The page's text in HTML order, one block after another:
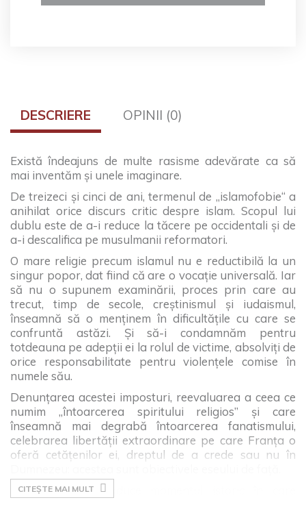
DESCRIERE OPINII (0)
Există îndeajuns de multe rasisme adevărate ca să
mai inventăm şi unele imaginare.
De treizeci şi cinci de ani, termenul de „islamofobie“ a
anihilat orice discurs critic despre islam. Scopul lui
dublu este de a-i reduce la tăcere pe occidentali şi de
a-i descalifica pe musulmanii reformatori.
O mare religie precum islamul nu e reductibilă la un
singur popor, dat fiind că are o vocaţie universală. Iar
să nu o supunem examinării, proces prin care au
trecut, timp de secole, creştinismul şi iudaismul,
înseamnă să o menţinem în dificultăţile cu care se
confruntă astăzi. Şi să-i condamnăm pentru
totdeauna pe adepţii ei la rolul de victime, absolviţi de
orice responsabilitate pentru violenţele comise în
numele său.
Denunţarea acestei imposturi, reevaluarea a ceea ce
numim „întoarcerea spiritului religios” şi care
înseamnă mai degrabă întoarcerea fanatismului,
celebrarea libertăţii extraordinare pe care Franţa o
oferă cetăţenilor ei, dreptul de a crede sau nu în
„Mondializarea traduce momentul istoric în care
CITEȘTE MAI MULT